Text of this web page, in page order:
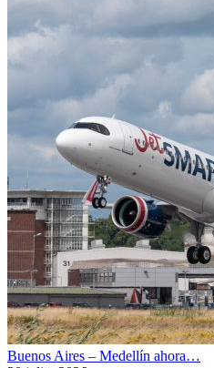
Buenos Aires – Medellín ahora…